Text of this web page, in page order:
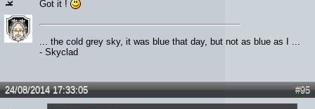
Got it !
... the cold grey sky, it was blue that day, but not as blue as I ...
- Skyclad
#95
24/08/2014 17:33:05